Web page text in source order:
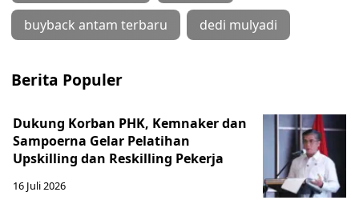
buyback antam terbaru dedi mulyadi
Berita Populer
Dukung Korban PHK, Kemnaker dan
Sampoerna Gelar Pelatihan
Upskilling dan Reskilling Pekerja
16 Juli 2026